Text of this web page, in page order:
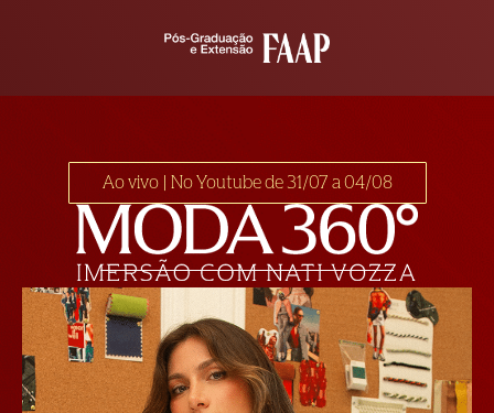
Ao vivo | No Youtube de 31/07 a 04/08